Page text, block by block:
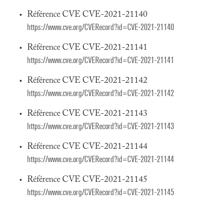
Référence CVE CVE-2021-21140
https://www.cve.org/CVERecord?id=CVE-2021-21140
Référence CVE CVE-2021-21141
https://www.cve.org/CVERecord?id=CVE-2021-21141
Référence CVE CVE-2021-21142
https://www.cve.org/CVERecord?id=CVE-2021-21142
Référence CVE CVE-2021-21143
https://www.cve.org/CVERecord?id=CVE-2021-21143
Référence CVE CVE-2021-21144
https://www.cve.org/CVERecord?id=CVE-2021-21144
Référence CVE CVE-2021-21145
https://www.cve.org/CVERecord?id=CVE-2021-21145